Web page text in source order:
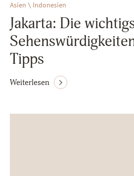
Asien \ Indonesien
Jakarta: Die
Tipps
Weiterlesen